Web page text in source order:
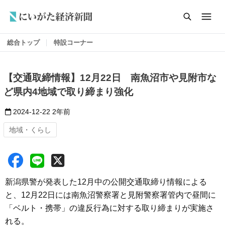
総合トップ 特設コーナー
【交通取締情報】12月22日 南魚沼市や見附市な
ど県内4地域で取り締まり強化
2024-12-22 2年前
地域・くらし
新潟県警が発表した12月中の公開交通取締り情報による
と、12月22日には南魚沼警察署と見附警察署管内で昼間に
「ベルト・携帯」の違反行為に対する取り締まりが実施さ
れる。